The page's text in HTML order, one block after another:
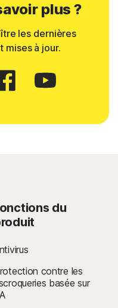
plus ?
les dernières
mises à jour.
du
contre les
basée sur